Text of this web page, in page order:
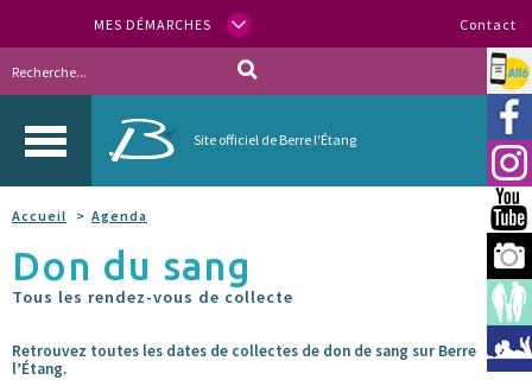
MES DÉMARCHES Contact
Site officiel de Berre l'Étang
Allo
Accueil Agenda
Don du sang
Tous les rendez-vous de collecte
Retrouvez toutes les dates de collectes de don de sang sur Berre
l’Étang.